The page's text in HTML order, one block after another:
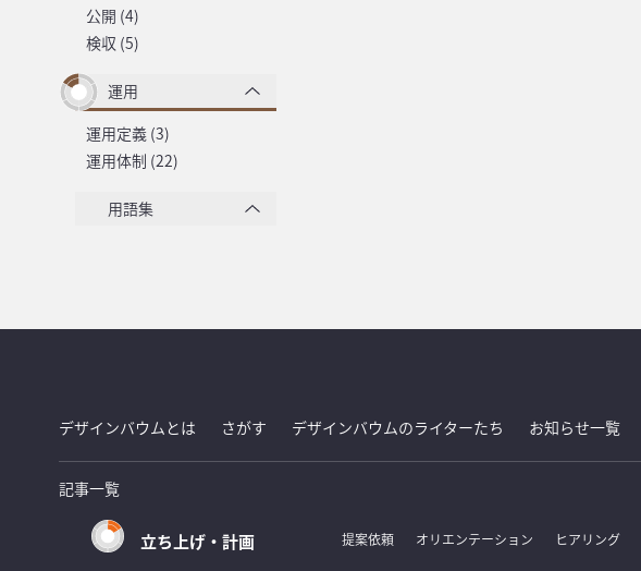
公開 (4)
検収 (5)
運用
運用定義 (3)
運用体制 (22)
用語集
デザインバウムとは さがす デザインバウムのライターたち お知らせ一覧
記事一覧
立ち上げ・計画 提案依頼 オリエンテーション ヒアリング